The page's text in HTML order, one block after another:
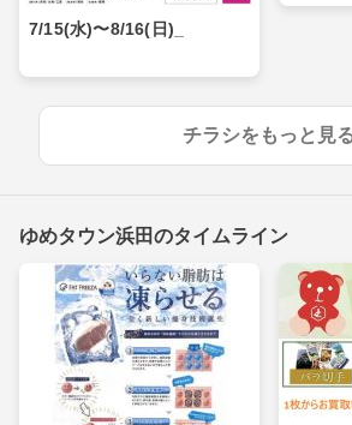
7/15(水)〜8/16(日)_
チラシをもっと見
ゆめタウン浜田のタイムライン